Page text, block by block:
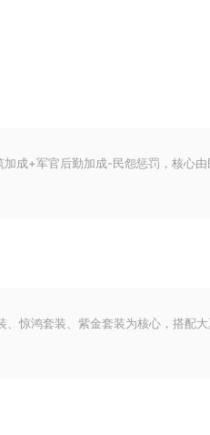
成+军官后勤加成-民怨惩罚，核心
惊鸿套装、紫金套装为核心，搭配